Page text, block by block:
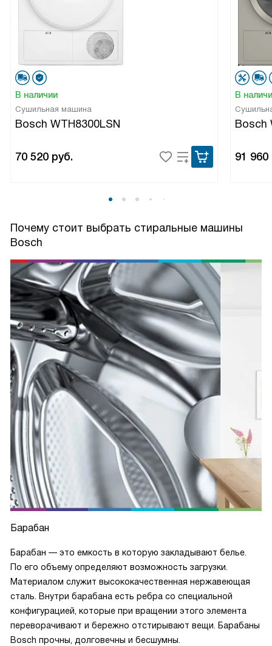
В наличии
Сушильная машина
Bosch WTH8300LSN
70 520 руб.
В
Bosch
91 960
Почему стоит выбрать стиральные машины
Bosch
Барабан
Барабан — это емкость в которую закладывают белье.
По его объему определяют возможность загрузки.
Материалом служит высококачественная нержавеющая
сталь. Внутри барабана есть ребра со специальной
конфигурацией, которые при вращении этого элемента
переворачивают и бережно отстирывают вещи. Барабаны
Bosch прочны, долговечны и бесшумны.